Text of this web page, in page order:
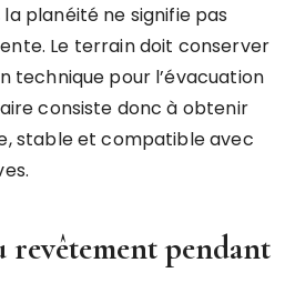
planéité ne signifie pas
Le terrain doit conserver
technique pour l’évacuation
consiste donc à obtenir
stable et compatible avec
revêtement pendant